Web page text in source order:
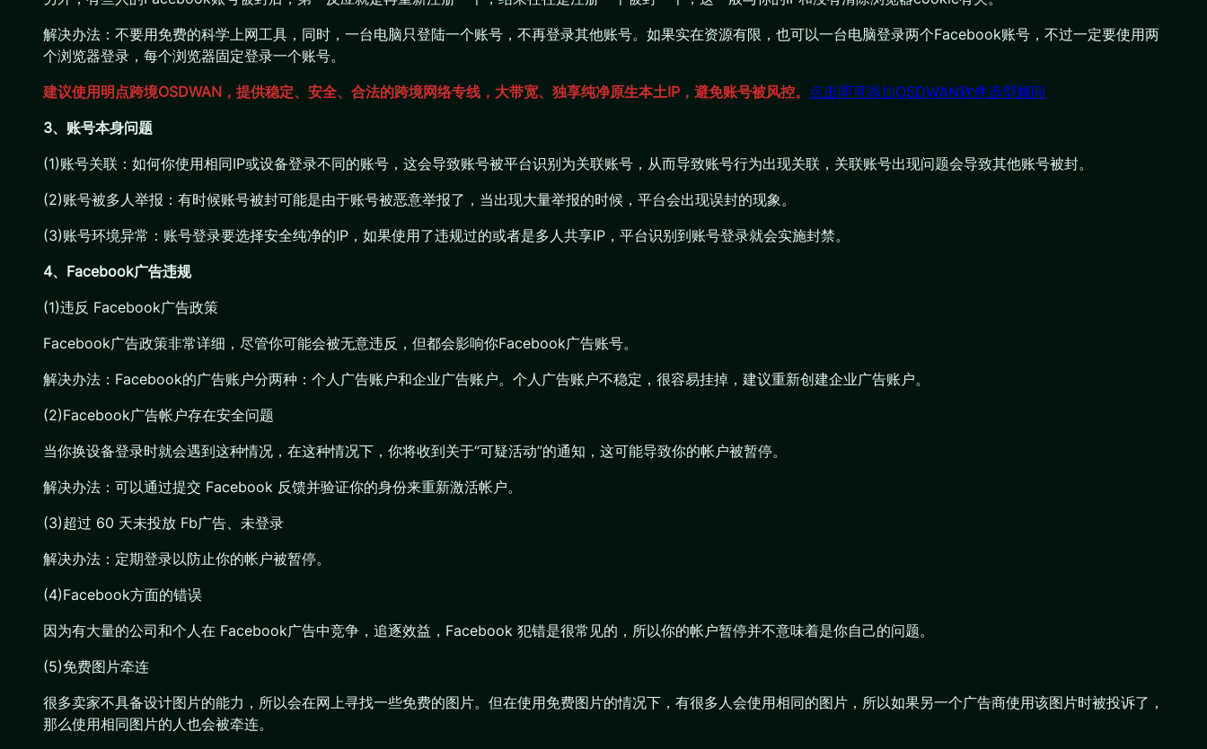
解决办法：不要用免费的科学上网工具，同时，一台电脑只登陆一个账号，不再登录其他账号。如果实在资源有限，也可以一台电脑登录两个Facebook账号，不过一定要使用两
个浏览器登录，每个浏览器固定登录一个账号。
建议使用明点跨境OSDWAN，提供稳定、安全、合法的跨境网络专线，大带宽、独享纯净原生本土IP，避免账号被风控。 点击即可添加OSDWAN软件选型顾问
3、账号本身问题
(1)账号关联：如何你使用相同IP或设备登录不同的账号，这会导致账号被平台识别为关联账号，从而导致账号行为出现关联，关联账号出现问题会导致其他账号被封。
(2)账号被多人举报：有时候账号被封可能是由于账号被恶意举报了，当出现大量举报的时候，平台会出现误封的现象。
(3)账号环境异常：账号登录要选择安全纯净的IP，如果使用了违规过的或者是多人共享IP，平台识别到账号登录就会实施封禁。
4、Facebook广告违规
(1)违反 Facebook广告政策
Facebook广告政策非常详细，尽管你可能会被无意违反，但都会影响你Facebook广告账号。
解决办法：Facebook的广告账户分两种：个人广告账户和企业广告账户。个人广告账户不稳定，很容易挂掉，建议重新创建企业广告账户。
(2)Facebook广告帐户存在安全问题
当你换设备登录时就会遇到这种情况，在这种情况下，你将收到关于“可疑活动”的通知，这可能导致你的帐户被暂停。
解决办法：可以通过提交 Facebook 反馈并验证你的身份来重新激活帐户。
(3)超过 60 天未投放 Fb广告、未登录
解决办法：定期登录以防止你的帐户被暂停。
(4)Facebook方面的错误
因为有大量的公司和个人在 Facebook广告中竞争，追逐效益，Facebook 犯错是很常见的，所以你的帐户暂停并不意味着是你自己的问题。
(5)免费图片牵连
很多卖家不具备设计图片的能力，所以会在网上寻找一些免费的图片。但在使用免费图片的情况下，有很多人会使用相同的图片，所以如果另一个广告商使用该图片时被投诉了，
那么使用相同图片的人也会被牵连。